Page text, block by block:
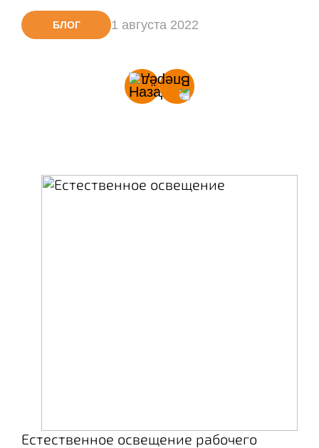
БЛОГ 1 августа 2022
Естественное освещение рабочего